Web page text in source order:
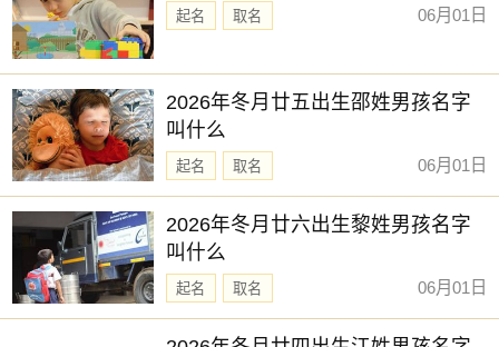
起名 取名 06月01日
2026年冬月廿五出生邵姓男孩名字
叫什么
起名 取名 06月01日
2026年冬月廿六出生黎姓男孩名字
叫什么
起名 取名 06月01日